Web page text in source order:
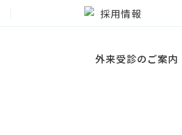
採用情報
外来受診のご案内